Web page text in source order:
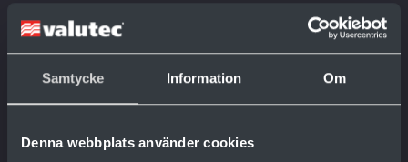
Samtycke Information Om
Denna webbplats använder cookies
Som branschledare inom virkestorkning tar
vi tillvara på de nytänkande möjligheter som
forskningens absoluta frontlinje erbjuder.
Allt för att hela tiden kunna erbjuda